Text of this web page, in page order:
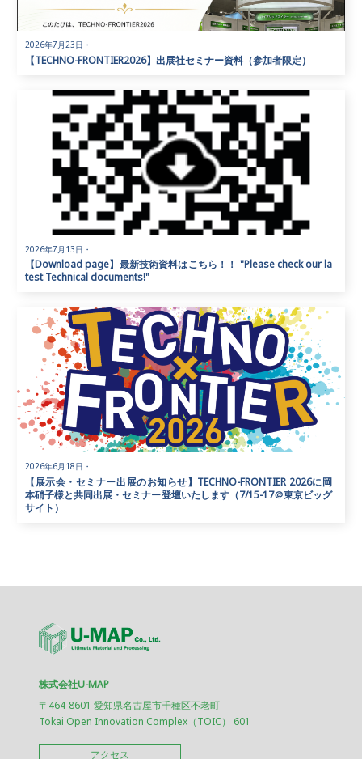
2026年7月23日 ・
【TECHNO-FRONTIER2026】出展社セミナー資料（参加者限定）
2026年7月13日 ・
【Download page】最新技術資料はこちら！！ "Please check our la
test Technical documents!"
2026年6月18日 ・
【展示会・セミナー出展のお知らせ】TECHNO-FRONTIER 2026に岡
本硝子様と共同出展・セミナー登壇いたします（7/15-17＠東京ビッグ
サイト）
株式会社U-MAP
〒464-8601 愛知県名古屋市千種区不老町
Tokai Open Innovation Complex（TOIC） 601
アクセス